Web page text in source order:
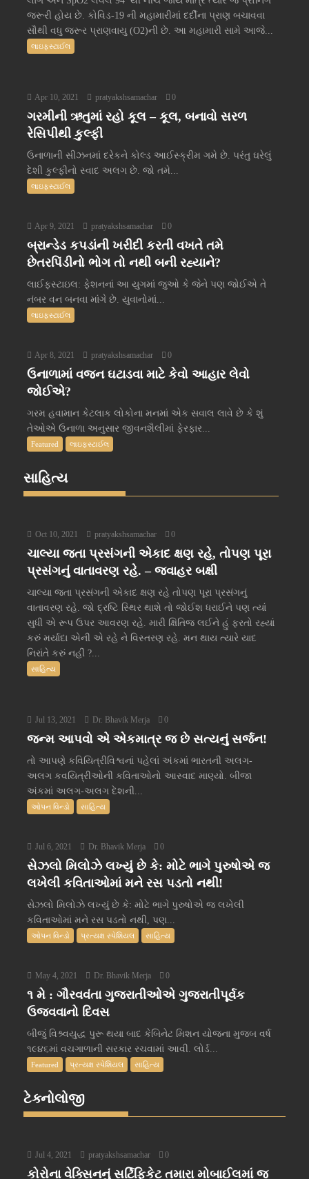
જરૂરી હોય છે. કોવિડ-19 ની મહામારીમાં દર્દીના પ્રાણ બચાવવા
સૌથી વધુ જરૂર પ્રાણવાયુ (O2)ની છે. આ મહામારી સામે આજે...
લાઇફસ્ટાઈલ
Apr 10, 2021 pratyakshsamachar 0
ગરમીની ઋતુમાં રહો કૂલ – કૂલ, બનાવો સરળ
રેસિપીથી કુલ્ફી
ઉનાળાની સીઝનમાં દરેકને કોલ્ડ આઈસ્ક્રીમ ગમે છે. પરંતુ ઘરેલું
દેશી કુલ્ફીનો સ્વાદ અલગ છે. જો તમે...
લાઇફસ્ટાઈલ
Apr 9, 2021 pratyakshsamachar 0
બ્રાન્ડેડ કપડાંની ખરીદી કરતી વખતે તમે
છેતરપિંડીનો ભોગ તો નથી બની રહ્યાને?
લાઈફસ્ટાઇલ: ફેશનનાં આ યુગમાં જુઓ કે જેને પણ જોઈએ તે
નંબર વન બનવા માંગે છે. યુવાનોમાં...
લાઇફસ્ટાઈલ
Apr 8, 2021 pratyakshsamachar 0
ઉનાળામાં વજન ઘટાડવા માટે કેવો આહાર લેવો
જોઈએ?
ગરમ હવામાન કેટલાક લોકોના મનમાં એક સવાલ લાવે છે કે શું
તેઓએ ઉનાળા અનુસાર જીવનશૈલીમાં ફેરફાર...
Featured લાઇફસ્ટાઈલ
સાહિત્ય
Oct 10, 2021 pratyakshsamachar 0
ચાલ્યા જતા પ્રસંગની એકાદ ક્ષણ રહે, તોપણ પૂરા
પ્રસંગનું વાતાવરણ રહે. – જવાહર બક્ષી
ચાલ્યા જતા પ્રસંગની એકાદ ક્ષણ રહે તોપણ પૂરા પ્રસંગનું
વાતાવરણ રહે. જો દ્રષ્ટિ સ્થિર થાશે તો જોઈશ ધરાઈને પણ ત્યાં
સુધી એ રૂપ ઉપર આવરણ રહે. મારી ક્ષિતિજ લઈને હું ફરતો રહ્યાં
કરું મર્યાદા એની એ રહે ને વિસ્તરણ રહે. મન થાય ત્યારે યાદ
નિરાંતે કરું નહીં ?...
સાહિત્ય
Jul 13, 2021 Dr. Bhavik Merja 0
જન્મ આપવો એ એકમાત્ર જ છે સત્યનું સર્જન!
તો આપણે કવિયિત્રીવિશ્વનાં પહેલાં અંકમાં ભારતની અલગ-
અલગ કવયિત્રીઓની કવિતાઓનો આસ્વાદ માણ્યો. બીજા
અંકમાં અલગ-અલગ દેશની...
ઓપન વિન્ડો સાહિત્ય
Jul 6, 2021 Dr. Bhavik Merja 0
સેઝલો મિલોઝે લખ્યું છે કે: મોટે ભાગે પુરુષોએ જ
લખેલી કવિતાઓમાં મને રસ પડતો નથી!
સેઝલો મિલોઝે લખ્યું છે કે: મોટે ભાગે પુરુષોએ જ લખેલી
કવિતાઓમાં મને રસ પડતો નથી, પણ...
ઓપન વિન્ડો પ્રત્યક્ષ સ્પેશિયલ સાહિત્ય
May 4, 2021 Dr. Bhavik Merja 0
૧ મે : ગૌરવવંતા ગુજરાતીઓએ ગુજરાતીપૂર્વક
ઉજવવાનો દિવસ
બીજું વિશ્ર્વયુદ્ધ પુરૂ થયા બાદ કેબિનેટ મિશન યોજના મુજબ વર્ષ
૧૯૪૬માં વચગાળાની સરકાર રચવામાં આવી. લોર્ડ...
Featured પ્રત્યક્ષ સ્પેશિયલ સાહિત્ય
ટેક્નોલોજી
Jul 4, 2021 pratyakshsamachar 0
કોરોના વેક્સિનનું સર્ટિફિકેટ તમારા મોબાઈલમાં જ